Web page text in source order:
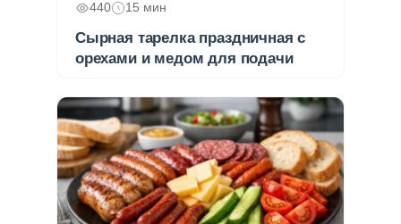
440 15 мин
Сырная тарелка праздничная с
орехами и медом для подачи